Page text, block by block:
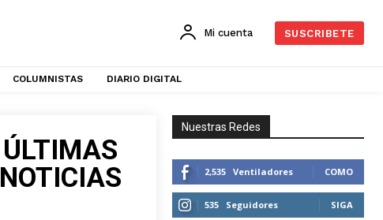
Mi cuenta SUSCRIBETE
COLUMNISTAS DIARIO DIGITAL
ÚLTIMAS
NOTICIAS
Nuestras Redes
2,535 Ventiladores COMO
535 Seguidores SIGA